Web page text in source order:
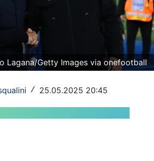
Lagana/Getty Images via onefootball
/ 25.05.2025 20:45